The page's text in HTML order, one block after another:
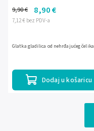
7,12 € bez PDV-a
9,90 € 8,90 €
Dodaj u košaricu
Glatka gladilica od nehrđajućeg čelika